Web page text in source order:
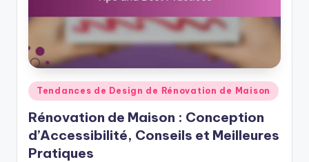
Posted
in
Tendances de Design de Rénovation de Maison
Rénovation de Maison : Conception
d’Accessibilité, Conseils et Meilleures
Pratiques